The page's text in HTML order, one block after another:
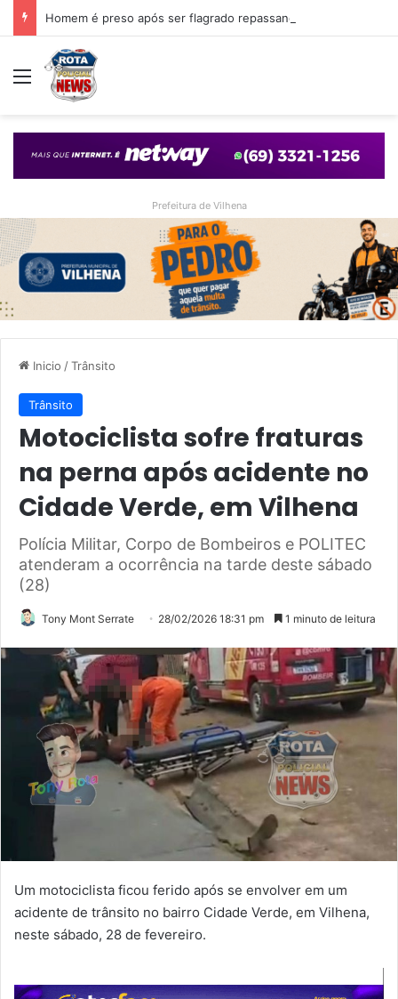
Menu
Prefeitura de Vilhena
Inicio /Trânsito
Trânsito
Motociclista sofre fraturas
na perna após acidente no
Cidade Verde, em Vilhena
Polícia Militar, Corpo de Bombeiros e POLITEC
atenderam a ocorrência na tarde deste sábado
(28)
Tony Mont Serrate 28/02/2026 18:31 pm 1 minuto de leitura
Um motociclista ficou ferido após se envolver em um
acidente de trânsito no bairro Cidade Verde, em Vilhena,
neste sábado, 28 de fevereiro.